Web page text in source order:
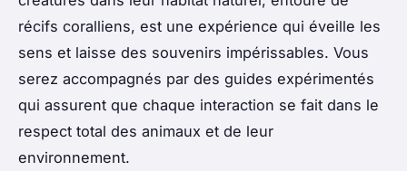
récifs coralliens, est une expérience qui éveille les
sens et laisse des souvenirs impérissables. Vous
serez accompagnés par des guides expérimentés
qui assurent que chaque interaction se fait dans le
respect total des animaux et de leur
environnement.